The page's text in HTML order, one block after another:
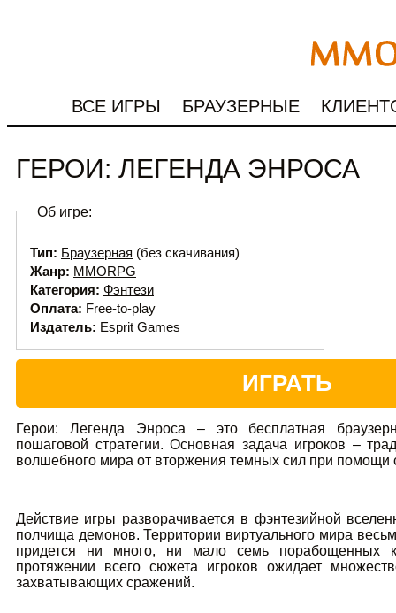
ВСЕ ИГРЫ БРАУЗЕРНЫЕ
ГЕРОИ: ЛЕГЕНДА ЭНРОСА
Об игре:
Тип: Браузерная (без скачивания)
Жанр: MMORPG
Категория: Фэнтези
Оплата: Free-to-play
Издатель: Esprit Games
ИГРАТЬ
Герои: Легенда Энроса – это бесплатная
пошаговой стратегии. Основная задача игроков –
волшебного мира от вторжения темных сил при помощи
Действие игры разворачивается в фэнтезийной
полчища демонов. Территории виртуального мира
придется ни много, ни мало семь порабощенных
протяжении всего сюжета игроков ожидает
захватывающих сражений.